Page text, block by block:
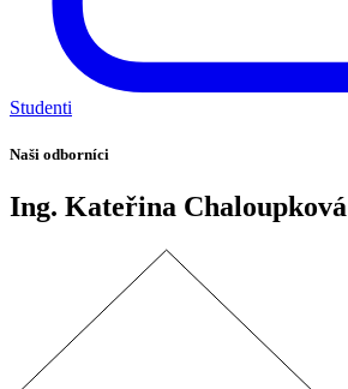
Studenti
Naši odborníci
Ing. Kateřina Chaloupková